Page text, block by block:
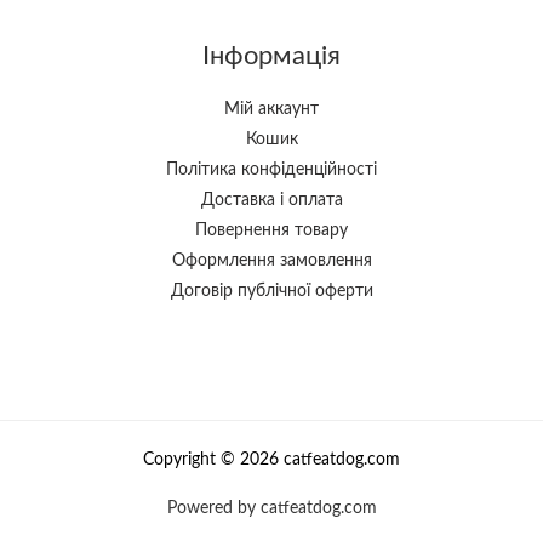
Інформація
Мій аккаунт
Кошик
Політика конфіденційності
Доставка і оплата
Повернення товару
Оформлення замовлення
Договір публічної оферти
Copyright © 2026 catfeatdog.com
Powered by catfeatdog.com